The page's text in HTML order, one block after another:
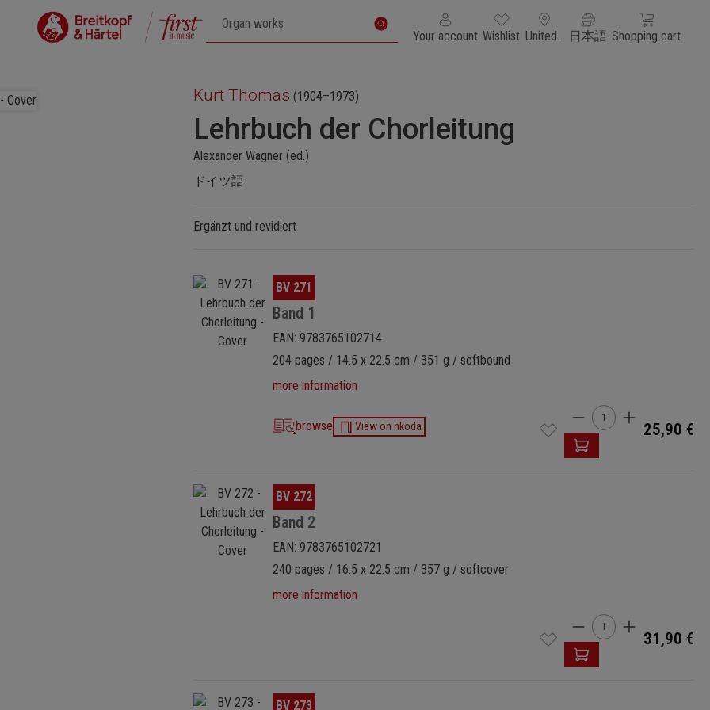
Your account You have 0 wishlist items
Wishlist United States of America
日本語 Shopping cart
Shopping cart
Kurt Thomas (1904–1973)
Lehrbuch der Chorleitung
Alexander Wagner (ed.)
ドイツ語
Ergänzt und revidiert
Skip image galleryBV 271
Band 1
EAN: 9783765102714
204 pages / 14.5 x 22.5 cm / 351 g / softbound
more information
browse View on nkoda Product
25,90 €
Skip image galleryBV 272
Band 2
EAN: 9783765102721
240 pages / 16.5 x 22.5 cm / 357 g / softcover
more information
Product
31,90 €
Skip image galleryBV 273